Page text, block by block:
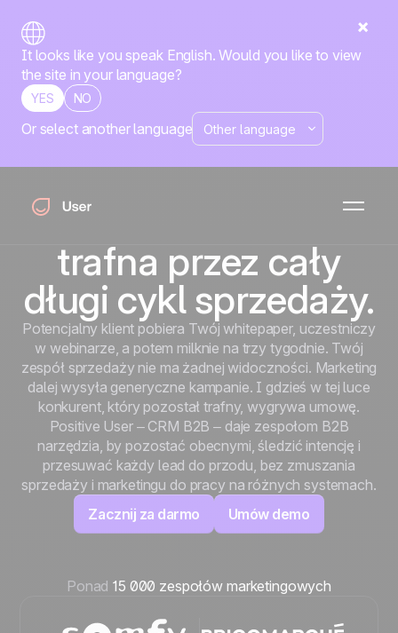
It looks like you speak English. Would you like to view
the site in your language?
YES NO
Or select another language
W B2B umowę
która pozostaje
trafna przez cały
długi cykl sprzedaży.
Potencjalny klient pobiera Twój whitepaper, uczestniczy
w webinarze, a potem milknie na trzy tygodnie. Twój
zespół sprzedaży nie ma żadnej widoczności. Marketing
dalej wysyła generyczne kampanie. I gdzieś w tej luce
konkurent, który pozostał trafny, wygrywa umowę.
Positive User – CRM B2B – daje zespołom B2B
narzędzia, by pozostać obecnymi, śledzić intencję i
przesuwać każdy lead do przodu, bez zmuszania
sprzedaży i marketingu do pracy na różnych systemach.
Zacznij za darmo
Umów demo
Ponad 15 000 zespołów marketingowych